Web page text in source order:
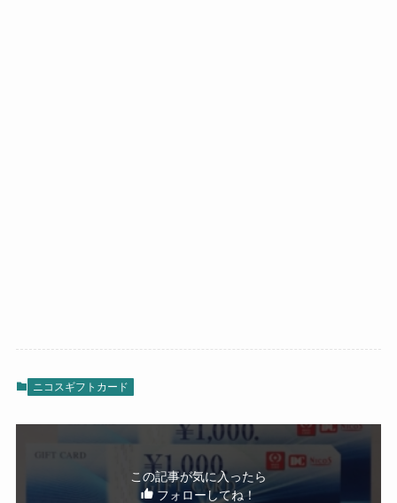
ニコスギフトカード
この記事が気に入ったら
フォローしてね！